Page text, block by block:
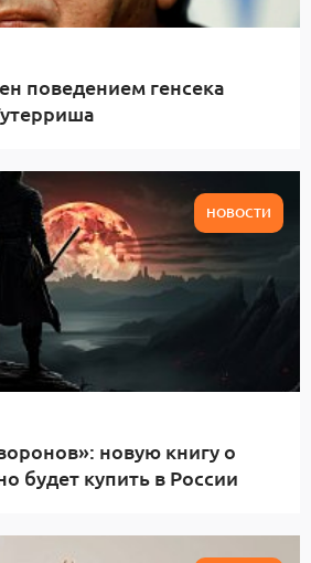
поведением генсека
НОВОСТИ
новую книгу о
будет купить в России